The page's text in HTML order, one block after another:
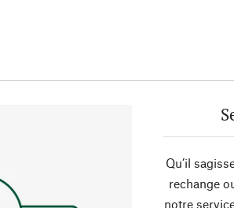
Qu’il
rechange
notre